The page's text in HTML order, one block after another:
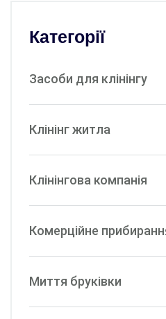
Категорії
Засоби для клінінгу
Клінінг житла
Клінінгова компанія
Комерційне
Миття бруківки